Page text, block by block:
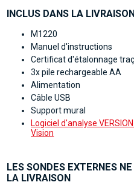
INCLUS DANS LA
M1220
Manuel d'instructions
Certificat d'étalonnage
3x pile rechargeable AA
Alimentation
Câble USB
Support mural
Logiciel d'analyse
Vision
LES SONDES EXTERNES
LA LIVRAISON